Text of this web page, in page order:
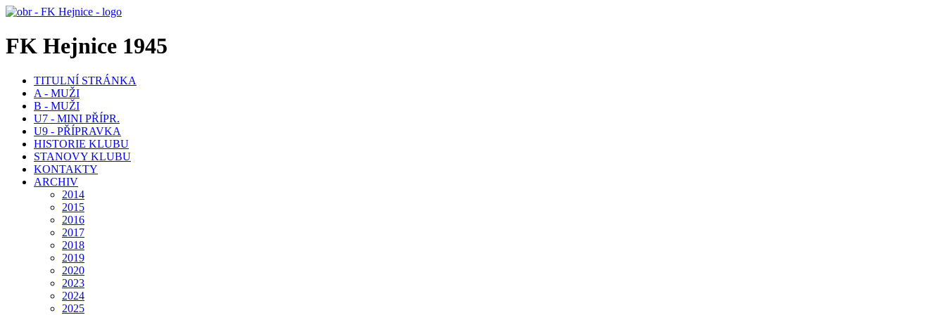
FK Hejnice 1945
TITULNÍ STRÁNKA
A - MUŽI
B - MUŽI
U7 - MINI PŘÍPR.
U9 - PŘÍPRAVKA
HISTORIE KLUBU
STANOVY KLUBU
KONTAKTY
ARCHIV
2014
2015
2016
2017
2018
2019
2020
2023
2024
2025